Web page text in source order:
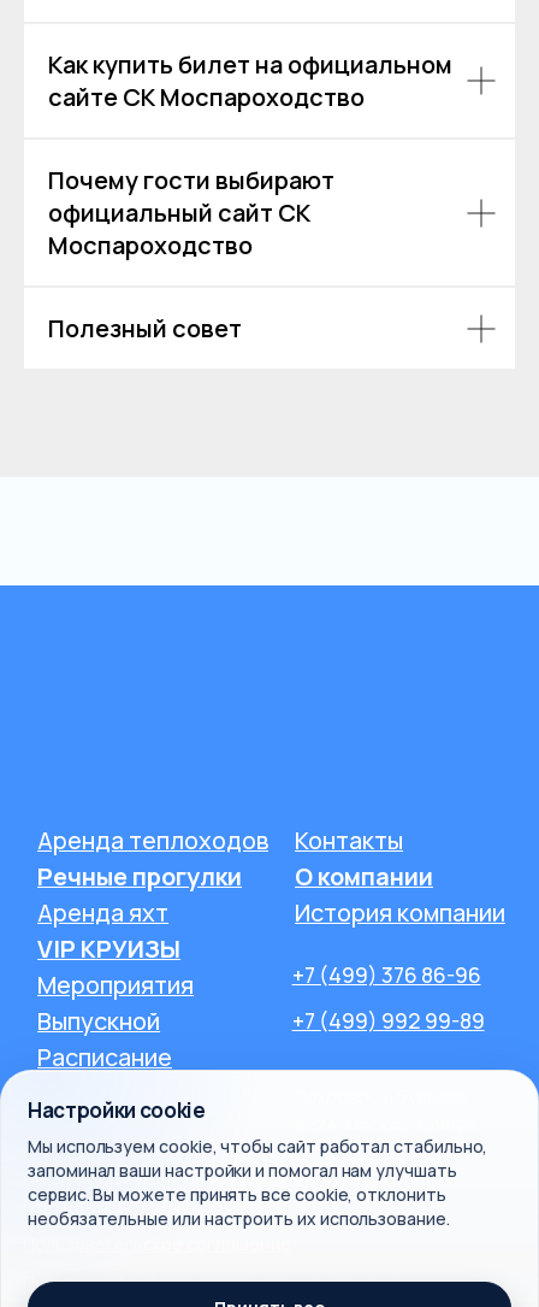
Как купить билет на официальном
сайте СК Моспароходство
Почему гости выбирают
официальный сайт СК
Моспароходство
Полезный совет
Настройки cookie
Мы используем cookie, чтобы сайт работал стабильно,
запоминал ваши настройки и помогал нам улучшать
сервис. Вы можете принять все cookie, отклонить
необязательные или настроить их использование.